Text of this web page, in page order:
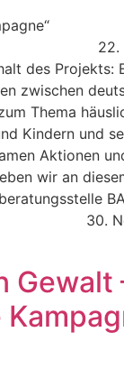
22.
des Projekts:
zwischen
Thema
Kindern und
Aktionen
wir an
30.
Gewalt